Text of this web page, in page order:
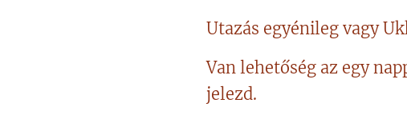
Utazás egyénileg vagy
Van lehetőség az egy
jelezd.